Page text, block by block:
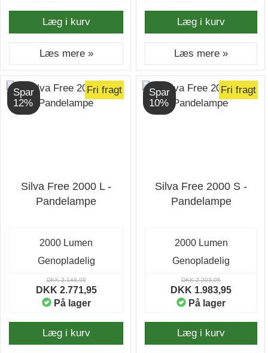
Læg i kurv
Læs mere »
Læg i kurv
Læs mere »
Spar
12%
Fri fragt
Silva Free 2000 L -
Pandelampe
2000 Lumen
Genopladelig
DKK 3.148,95
DKK 2.771,95
På lager
Læg i kurv
Spar
10%
Fri fragt
Silva Free 2000 S -
Pandelampe
2000 Lumen
Genopladelig
DKK 2.203,95
DKK 1.983,95
På lager
Læg i kurv